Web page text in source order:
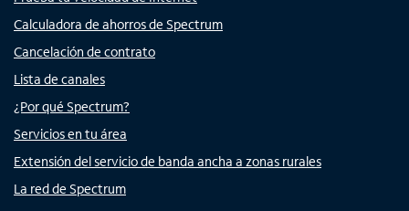
Calculadora de ahorros de Spectrum
Cancelación de contrato
Lista de canales
¿Por qué Spectrum?
Servicios en tu área
Extensión del servicio de banda ancha a zonas rurales
La red de Spectrum